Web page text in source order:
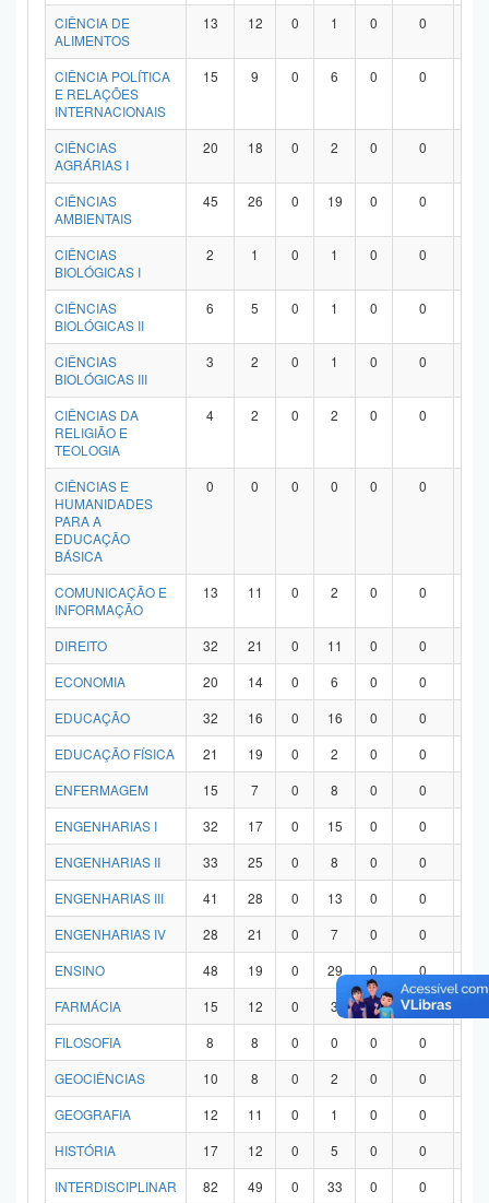
CIÊNCIA DE
ALIMENTOS
13 12 0 1 0 0
CIÊNCIA POLÍTICA
E RELAÇÕES
INTERNACIONAIS
15 9 0 6 0 0
CIÊNCIAS
AGRÁRIAS I
20 18 0 2 0 0
CIÊNCIAS
AMBIENTAIS
45 26 0 19 0 0
CIÊNCIAS
BIOLÓGICAS I
2 1 0 1 0 0
CIÊNCIAS
BIOLÓGICAS II
6 5 0 1 0 0
CIÊNCIAS
BIOLÓGICAS III
3 2 0 1 0 0
CIÊNCIAS DA
RELIGIÃO E
TEOLOGIA
4 2 0 2 0 0
CIÊNCIAS E
HUMANIDADES
PARA A
EDUCAÇÃO
BÁSICA
0 0 0 0 0 0
COMUNICAÇÃO E
INFORMAÇÃO
13 11 0 2 0 0
DIREITO 32 21 0 11 0 0
ECONOMIA
20 14 0 6 0 0
EDUCAÇÃO
32 16 0 16 0 0
EDUCAÇÃO FÍSICA
21 19 0 2 0 0
ENFERMAGEM
15 7 0 8 0 0
ENGENHARIAS I
32 17 0 15 0 0
ENGENHARIAS II
33 25 0 8 0 0
ENGENHARIAS III
41 28 0 13 0 0
ENGENHARIAS IV
28 21 0 7 0 0
ENSINO
48 19 0 29 0 0
FARMÁCIA
15 12 0 3 0 0
FILOSOFIA
8 8 0 0 0 0
GEOCIÊNCIAS
10 8 0 2 0 0
GEOGRAFIA
12 11 0 1 0 0
HISTÓRIA
17 12 0 5 0 0
INTERDISCIPLINAR
82 49 0 33 0 0